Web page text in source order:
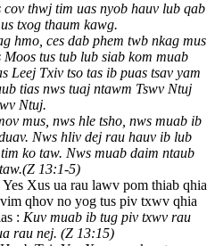
thwj tim uas nyob hauv lub qab
txog thaum kawg.
hmo, ces dab phem twb nkag mus
tus tub lub siab kom muab
Leej Txiv tso tas ib puas tsav yam
tias nws tuaj ntawm Tswv Ntuj
Ntuj.
mus, nws hle tsho, nws muab ib
Nws hliv dej rau hauv ib lub
ko taw. Nws muab daim ntaub
13:1-5)
Xus ua rau lawv pom thiab qhia
qhov no yog tus piv txwv qhia
: Kuv muab ib tug piv txwv rau
rau nej. (Z 13:15)